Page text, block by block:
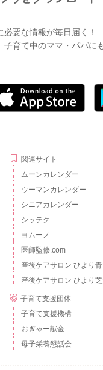
要な情報が毎日届く！
育て中のママ・パパに
関連サイト
ムーンカレンダー
ウーマンカレンダー
シニアカレンダー
シッテク
ヨムーノ
医師監修.com
産後ケアサロン ひより
産後ケアサロン ひより
子育て支援団体
子育て支援機構
おぎゃー献金
母子栄養懇話会